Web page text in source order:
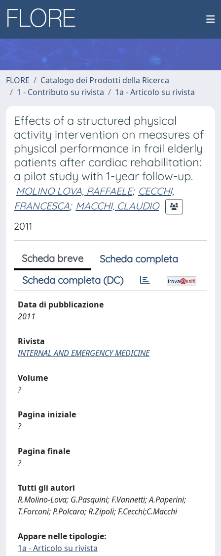
FLORE
Catalogo dei Prodotti della Ricerca
1 - Contributo su rivista
1a - Articolo su rivista
Effects of a structured physical
activity intervention on measures of
physical performance in frail elderly
patients after cardiac rehabilitation:
a pilot study with 1-year follow-up.
MOLINO LOVA, RAFFAELE; CECCHI,
FRANCESCA; MACCHI, CLAUDIO
2011
Scheda breve
Scheda completa
Scheda completa (DC)
Data di pubblicazione
2011
Rivista
INTERNAL AND EMERGENCY MEDICINE
Volume
?
Pagina iniziale
?
Pagina finale
?
Tutti gli autori
R.Molino-Lova; G.Pasquini; F.Vannetti; A.Paperini;
T.Forconi; P.Polcaro; R.Zipoli; F.Cecchi;C.Macchi
Appare nelle tipologie:
1a - Articolo su rivista